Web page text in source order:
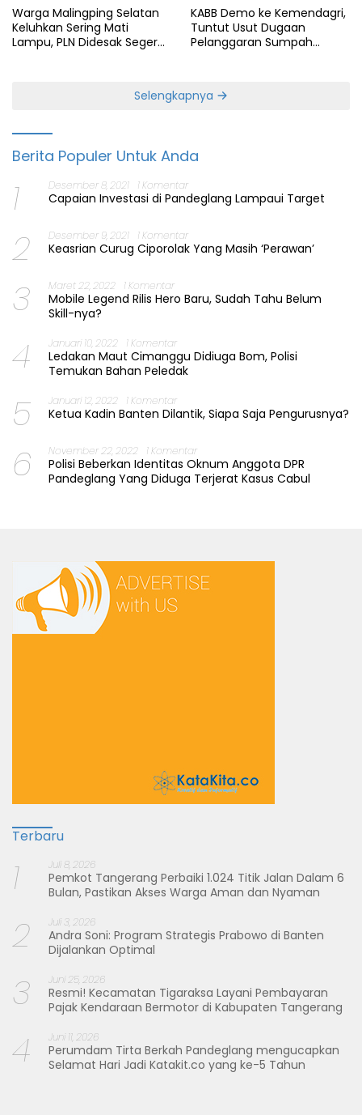
Warga Malingping Selatan
Keluhkan Sering Mati
Lampu, PLN Didesak Segera
KABB Demo ke Kemendagri,
Tuntut Usut Dugaan
Pelanggaran Sumpah
Selengkapnya
Berita Populer Untuk Anda
1 Desember 8, 2021 1 Komentar
Capaian Investasi di Pandeglang Lampaui Target
2 Desember 9, 2021 1 Komentar
Keasrian Curug Ciporolak Yang Masih ‘Perawan’
3 Maret 22, 2022 1 Komentar
Mobile Legend Rilis Hero Baru, Sudah Tahu Belum
Skill-nya?
4 Januari 10, 2022 1 Komentar
Ledakan Maut Cimanggu Didiuga Bom, Polisi
Temukan Bahan Peledak
5 Januari 12, 2022 1 Komentar
Ketua Kadin Banten Dilantik, Siapa Saja Pengurusnya?
6 November 22, 2022 1 Komentar
Polisi Beberkan Identitas Oknum Anggota DPR
Pandeglang Yang Diduga Terjerat Kasus Cabul
Terbaru
1 Juli 8, 2026
Pemkot Tangerang Perbaiki 1.024 Titik Jalan Dalam 6
Bulan, Pastikan Akses Warga Aman dan Nyaman
2 Juli 3, 2026
Andra Soni: Program Strategis Prabowo di Banten
Dijalankan Optimal
3 Juni 25, 2026
Resmi! Kecamatan Tigaraksa Layani Pembayaran
Pajak Kendaraan Bermotor di Kabupaten Tangerang
4 Juni 11, 2026
Perumdam Tirta Berkah Pandeglang mengucapkan
Selamat Hari Jadi Katakit.co yang ke-5 Tahun